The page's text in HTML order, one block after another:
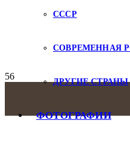
СССР
СОВРЕМЕННАЯ
ДРУГИЕ СТРАНЫ
ФОТОГРАФИИ